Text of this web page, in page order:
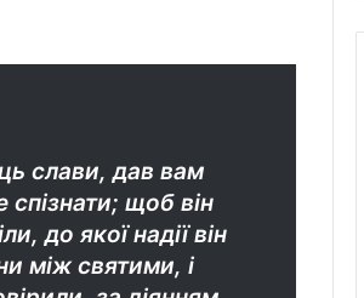
слави, дав вам
щоб він
до якої надії він
між святими, і